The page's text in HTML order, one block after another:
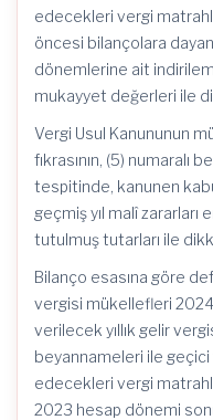
edecekleri vergi
öncesi bilançolara
dönemlerine ait
mukayyet değerleri ile
Vergi Usul Kanununun
fıkrasının, (5) numaralı
tespitinde, kanunen
geçmiş yıl malî
tutulmuş tutarları ile
Bilanço esasına göre
vergisi mükellefleri
verilecek yıllık gelir
beyannameleri ile
edecekleri vergi
2023 hesap dönemi